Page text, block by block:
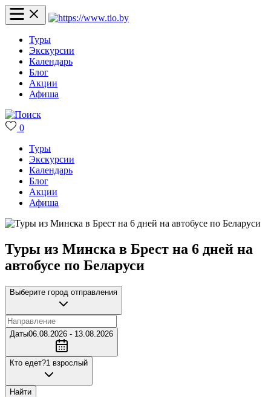
Туры
Экскурсии
Календарь
Блог
Акции
Афиша
0
Туры
Экскурсии
Календарь
Блог
Акции
Афиша
Туры из Минска в Брест на 6 дней на
автобусе по Беларуси
Выберите город отправления
Даты06.08.2026 - 13.08.2026
Кто едет?1 взрослый
Найти